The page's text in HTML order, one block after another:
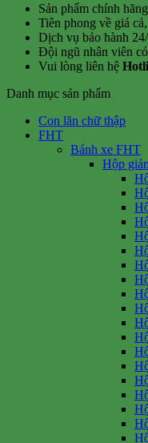
Sản phẩm chính
Tiên phong về giá
Dịch vụ bảo hành
Đội ngũ nhân viên
Vui lòng liên hệ
Danh mục sản phẩm
Con lăn chữ thập
FHT
Bánh xe FHT
Hộp